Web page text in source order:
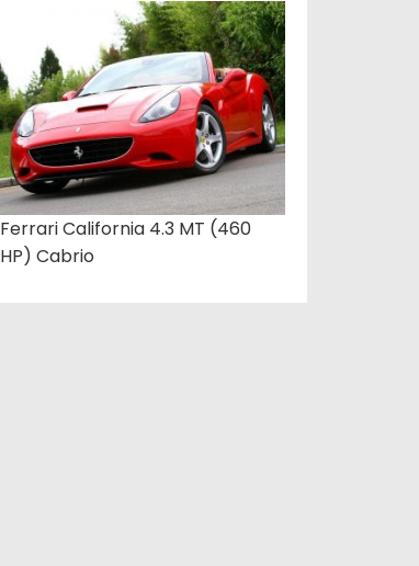
Ferrari California 4.3 MT (460
HP) Cabrio